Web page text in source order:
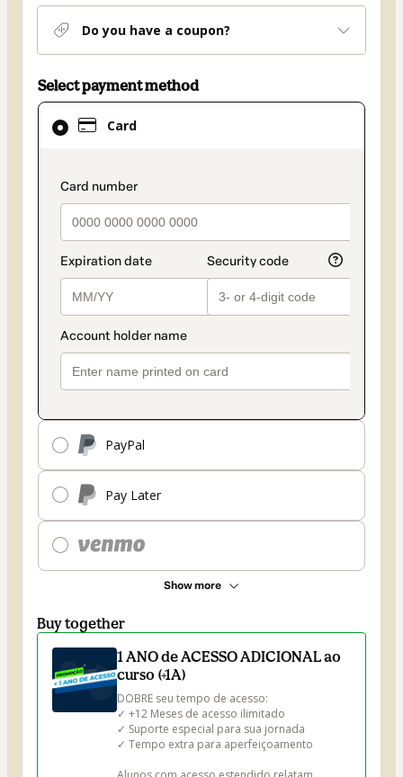
Do you have a coupon?
Select payment method
Card
payment_data.section_title_v2
PayPal
Pay Later
Show more
Card
selected
method
Buy together
1 ANO de ACESSO ADICIONAL ao
curso (+1A)
DOBRE seu tempo de acesso:
✓ +12 Meses de acesso ilimitado
✓ Suporte especial para sua jornada
✓ Tempo extra para aperfeiçoamento